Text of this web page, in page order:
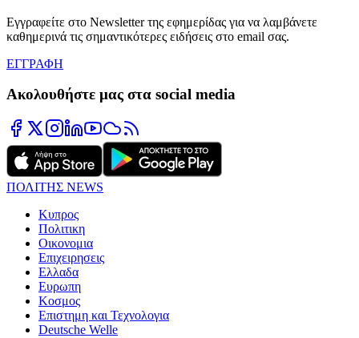
Εγγραφείτε στο Newsletter της εφημερίδας για να λαμβάνετε
καθημερινά τις σημαντικότερες ειδήσεις στο email σας.
ΕΓΓΡΑΦΗ
Ακολουθήστε μας στα social media
ΠΟΛΙΤΗΣ NEWS
Κυπρος
Πολιτικη
Οικονομια
Επιχειρησεις
Ελλαδα
Ευρωπη
Κοσμος
Επιστημη και Τεχνολογια
Deutsche Welle